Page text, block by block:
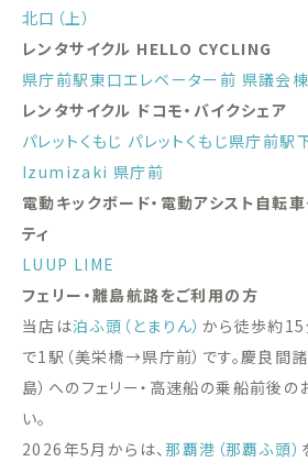
北口（上）
レンタサイクル HELLO CYCLING
県庁前駅東口エレベーター前 県議会
レンタサイクル ドコモ・バイクシェア
パレットくもじ パレットくもじ県庁前駅
Izumizaki 県庁前
電動キックボード・電動アシスト自転
ティ
LUUP LIME
フェリー・離島航路をご利用の方
当店は泊ふ頭（とまりん） から徒歩約15
で1駅（美栄橋→県庁前）です。慶良間
島）へのフェリー・高速船の乗船前後
い。
2026年5月からは、那覇港（那覇ふ頭）